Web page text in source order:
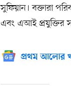
সুফিয়ান। বক্তারা
এবং এআই প্রযুক্তির
প্রথম আলোর